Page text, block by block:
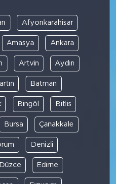
Afyonkarahisar
Amasya Ankara
Artvin Aydın
Batman
Bingöl Bitlis
Bursa Çanakkale
Denizli
Düzce Edirne